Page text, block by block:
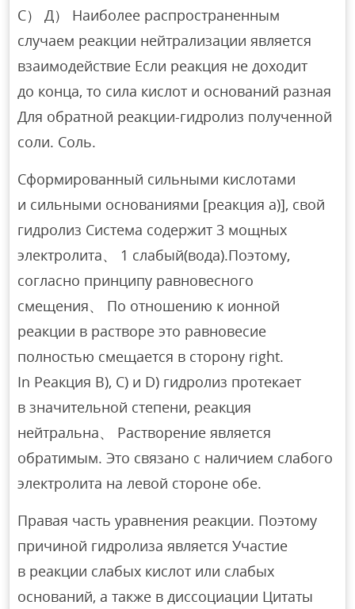
С） Д） Наиболее распространенным
случаем реакции нейтрализации является
взаимодействие Если реакция не доходит
до конца, то сила кислот и оснований разная
Для обратной реакции-гидролиз полученной
соли. Соль.
Сформированный сильными кислотами
и сильными основаниями [реакция а)], свой
гидролиз Система содержит 3 мощных
электролита、 1 слабый(вода).Поэтому,
согласно принципу равновесного
смещения、 По отношению к ионной
реакции в растворе это равновесие
полностью смещается в сторону right.
In Реакция B), C) и D) гидролиз протекает
в значительной степени, реакция
нейтральна、 Растворение является
обратимым. Это связано с наличием слабого
электролита на левой стороне обе.
Правая часть уравнения реакции. Поэтому
причиной гидролиза является Участие
в реакции слабых кислот или слабых
оснований, а также в диссоциации Цитаты